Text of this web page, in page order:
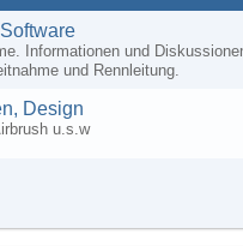
Informationen und
und Rennleitung.
Design
u.s.w